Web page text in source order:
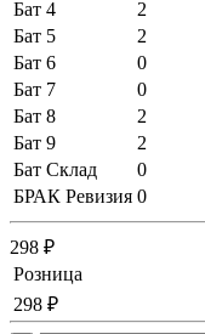
Бат 4
2
Бат 5
2
Бат 6
0
Бат 7
0
Бат 8
2
Бат 9
2
Бат Склад
0
БРАК Ревизия 0
298 ₽
Розница
298 ₽